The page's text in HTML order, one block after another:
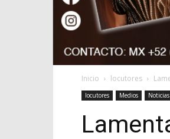
Inicio locutores
locutores Medios Noticias